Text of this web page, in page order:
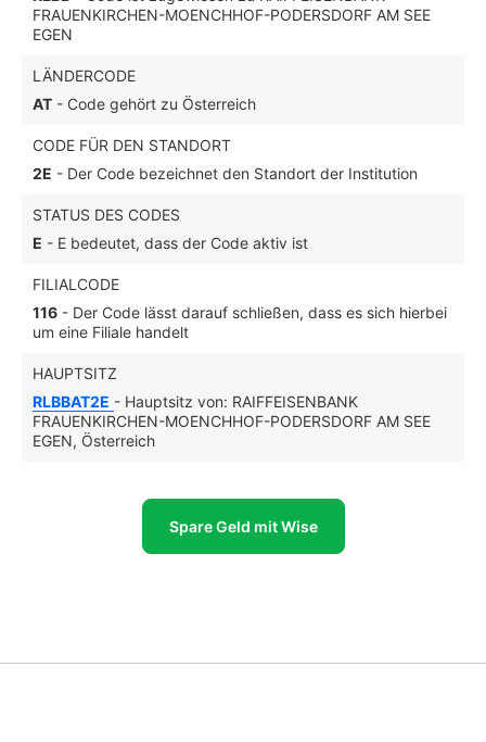
FRAUENKIRCHEN-MOENCHHOF-PODERSDORF AM SEE
EGEN
LÄNDERCODE
AT - Code gehört zu Österreich
CODE FÜR DEN STANDORT
2E - Der Code bezeichnet den Standort der Institution
STATUS DES CODES
E - E bedeutet, dass der Code aktiv ist
FILIALCODE
116 - Der Code lässt darauf schließen, dass es sich hierbei
um eine Filiale handelt
HAUPTSITZ
RLBBAT2E - Hauptsitz von: RAIFFEISENBANK
FRAUENKIRCHEN-MOENCHHOF-PODERSDORF AM SEE
EGEN, Österreich
Spare Geld mit Wise